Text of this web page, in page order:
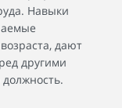
Навыки
дают
другими